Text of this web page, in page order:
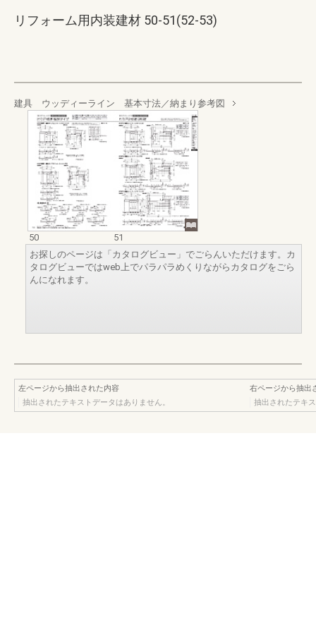
リフォーム用内装建材 50-51(52-53)
建具 ウッディーライン 基本寸法／納まり参考図
50
51
お探しのページは「カタログビュー」でごらんいただけます。カ
タログビューではweb上でパラパラめくりながらカタログをごら
んになれます。
左ページから抽出された内容
抽出されたテキストデータはありません。
右ページから抽出
抽出されたテキ